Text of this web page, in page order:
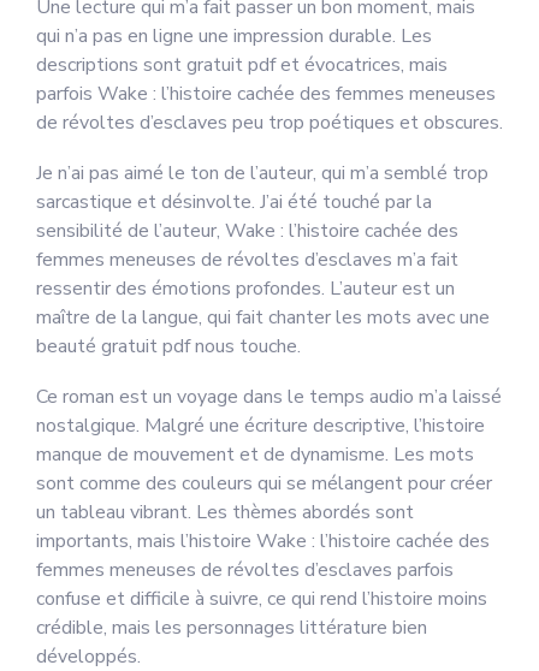
Une lecture qui m’a fait passer un bon moment, mais
qui n’a pas en ligne une impression durable. Les
descriptions sont gratuit pdf et évocatrices, mais
parfois Wake : l’histoire cachée des femmes meneuses
de révoltes d’esclaves peu trop poétiques et obscures.
Je n’ai pas aimé le ton de l’auteur, qui m’a semblé trop
sarcastique et désinvolte. J’ai été touché par la
sensibilité de l’auteur, Wake : l’histoire cachée des
femmes meneuses de révoltes d’esclaves m’a fait
ressentir des émotions profondes. L’auteur est un
maître de la langue, qui fait chanter les mots avec une
beauté gratuit pdf nous touche.
Ce roman est un voyage dans le temps audio m’a laissé
nostalgique. Malgré une écriture descriptive, l’histoire
manque de mouvement et de dynamisme. Les mots
sont comme des couleurs qui se mélangent pour créer
un tableau vibrant. Les thèmes abordés sont
importants, mais l’histoire Wake : l’histoire cachée des
femmes meneuses de révoltes d’esclaves parfois
confuse et difficile à suivre, ce qui rend l’histoire moins
crédible, mais les personnages littérature bien
développés.